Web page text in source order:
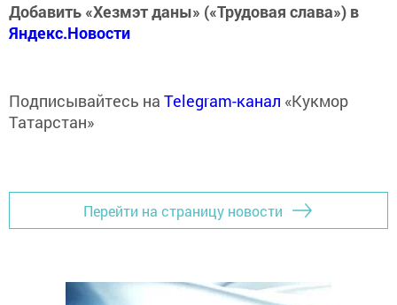
Добавить «Хезмэт даны» («Трудовая слава») в
Яндекс.Новости
Подписывайтесь на Telegram-канал «Кукмор
Татарстан»
Перейти на страницу новости